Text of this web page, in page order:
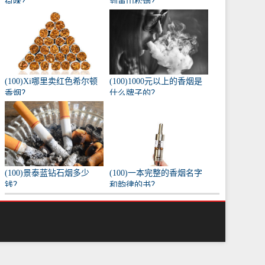
(100)Xi哪里卖红色希尔顿
香烟？
(100)1000元以上的香烟是
什么牌子的？
(100)景泰蓝钻石烟多少
钱？
(100)一本完整的香烟名字
和韵律的书？